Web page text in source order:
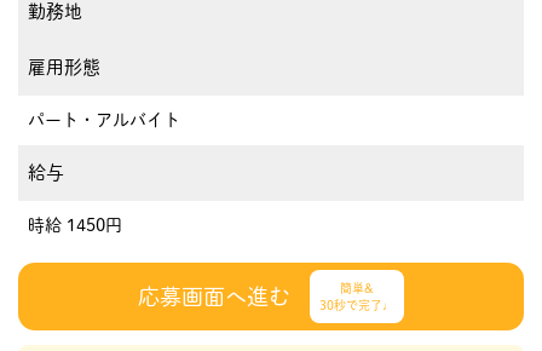
勤務地
雇用形態
パート・アルバイト
給与
時給 1450円
応募画面へ進む
簡単&
30秒で完了♩